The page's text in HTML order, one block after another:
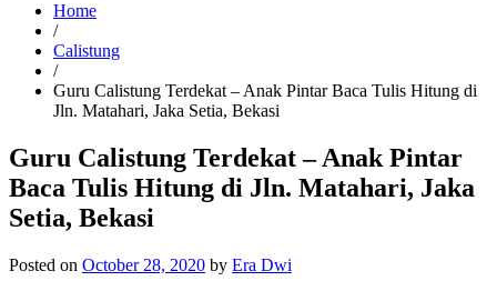
Home
/
Calistung
/
Guru Calistung Terdekat – Anak Pintar Baca Tulis Hitung di
Jln. Matahari, Jaka Setia, Bekasi
Guru Calistung Terdekat – Anak Pintar
Baca Tulis Hitung di Jln. Matahari, Jaka
Setia, Bekasi
Posted on October 28, 2020 by Era Dwi